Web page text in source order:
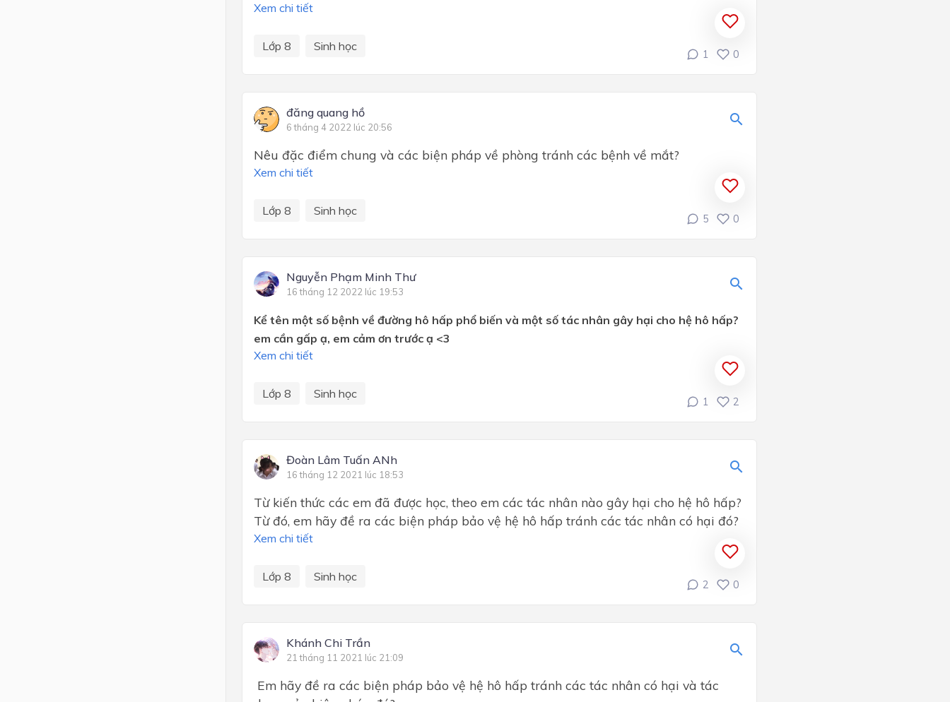
Xem chi tiết
Lớp 8 Sinh học
1 0
đăng quang hồ
6 tháng 4 2022 lúc 20:56
Nêu đặc điểm chung và các biện pháp về phòng tránh các bệnh về mắt?
Xem chi tiết
Lớp 8 Sinh học
5 0
Nguyễn Phạm Minh Thư
16 tháng 12 2022 lúc 19:53
Kể tên một số bệnh về đường hô hấp phổ biến và một số tác nhân gây hại cho hệ hô hấp?
em cần gấp ạ, em cảm ơn trước ạ <3
Xem chi tiết
Lớp 8 Sinh học
1 2
Đoàn Lâm Tuấn ANh
16 tháng 12 2021 lúc 18:53
Từ kiến thức các em đã được học, theo em các tác nhân nào gây hại cho hệ hô hấp?
Từ đó, em hãy đề ra các biện pháp bảo vệ hệ hô hấp tránh các tác nhân có hại đó?
Xem chi tiết
Lớp 8 Sinh học
2 0
Khánh Chi Trần
21 tháng 11 2021 lúc 21:09
Em hãy đề ra các biện pháp bảo vệ hệ hô hấp tránh các tác nhân có hại và tác